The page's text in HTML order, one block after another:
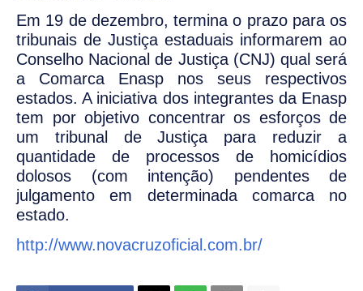
Em 19 de dezembro, termina o prazo para os
tribunais de Justiça estaduais informarem ao
Conselho Nacional de Justiça (CNJ) qual será
a Comarca Enasp nos seus respectivos
estados. A iniciativa dos integrantes da Enasp
tem por objetivo concentrar os esforços de
um tribunal de Justiça para reduzir a
quantidade de processos de homicídios
dolosos (com intenção) pendentes de
julgamento em determinada comarca no
estado.
http://www.novacruzoficial.com.br/